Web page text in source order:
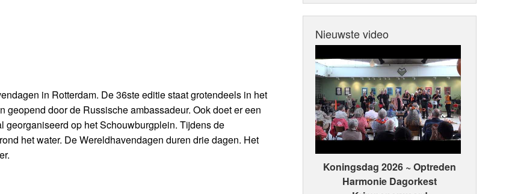
in Rotterdam. De 36ste editie staat grotendeels in het
door de Russische ambassadeur. Ook doet er een
op het Schouwburgplein. Tijdens de
het water. De Wereldhavendagen duren drie dagen. Het
Nieuwste video
Koningsdag 2026 ~ Optreden
Harmonie Dagorkest